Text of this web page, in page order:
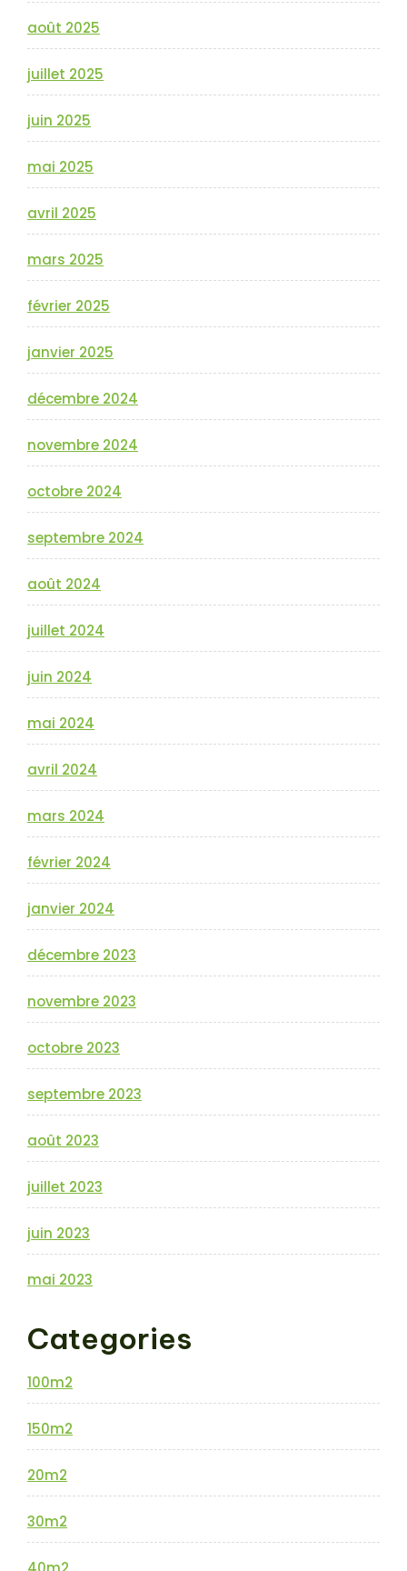
août 2025
juillet 2025
juin 2025
mai 2025
avril 2025
mars 2025
février 2025
janvier 2025
décembre 2024
novembre 2024
octobre 2024
septembre 2024
août 2024
juillet 2024
juin 2024
mai 2024
avril 2024
mars 2024
février 2024
janvier 2024
décembre 2023
novembre 2023
octobre 2023
septembre 2023
août 2023
juillet 2023
juin 2023
mai 2023
Categories
100m2
150m2
20m2
30m2